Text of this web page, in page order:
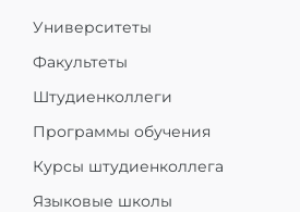
Университеты
Факультеты
Штудиенколлеги
Программы обучения
Курсы штудиенколлега
Языковые школы